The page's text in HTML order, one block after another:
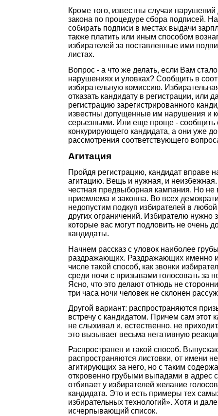
Кроме того, известны случаи нарушений
закона по процедуре сбора подписей.
собирать подписи в местах выдачи
также платить или иным способом
избирателей за поставленные ими
листах.
Вопрос - а что же делать, если Вам
нарушениях и уловках? Сообщить в
избирательную комиссию.
отказать кандидату в регистрации, или
регистрацию зарегистрированного
известны допущенные им нарушения и
серьезными. Или еще проще - сообщить
конкурирующего кандидата, а они уже
рассмотрения соответствующего
Агитация
Пройдя регистрацию, кандидат вправе
агитацию. Вещь и нужная, и неизбежная.
честная предвыборная кампания. Но не
приемлема и законна. Во всех
недопустим подкуп избирателей в
других ограничений. Избирателю нужно
которые вас могут подловить не очень
кандидаты.
Начнем рассказ с уловок наиболее
раздражающих. Раздражающих именно
числе такой способ, как звонки
среди ночи с призывами голосовать за
Ясно, что это делают отнюдь не
три часа ночи человек не склонен
Другой вариант: распространяются
встречу с кандидатом. Причем сам этот
не слыхивал и, естественно, не
это вызывает весьма негативную
Распространен и такой способ.
распространяются листовки, от имени
агитирующих за него, но с таким
откровенно грубыми выпадами в адрес
отбивает у избирателей желание
кандидата. Это и есть примеры тех
избирательных технологий». Хотя и
исчерпывающий список.